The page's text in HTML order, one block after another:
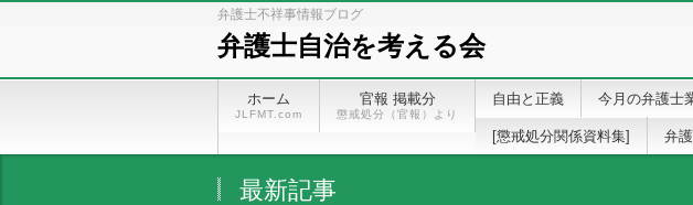
弁護士不祥事情報ブログ
弁護士自治を考える会
ホーム
JLFMT.com
官報 掲載分
懲戒処分（官報）より
自由と正義 今月の弁護士
[懲戒処分関係資料集] 弁
最新記事